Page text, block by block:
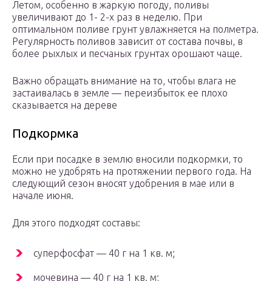
Летом, особенно в жаркую погоду, поливы
увеличивают до 1- 2-х раз в неделю. При
оптимальном поливе грунт увлажняется на полметра.
Регулярность поливов зависит от состава почвы, в
более рыхлых и песчаных грунтах орошают чаще.
Важно обращать внимание на то, чтобы влага не
застаивалась в земле — переизбыток ее плохо
сказывается на дереве
Подкормка
Если при посадке в землю вносили подкормки, то
можно не удобрять на протяжении первого года. На
следующий сезон вносят удобрения в мае или в
начале июня.
Для этого подходят составы:
суперфосфат — 40 г на 1 кв. м;
мочевина — 40 г на 1 кв. м;